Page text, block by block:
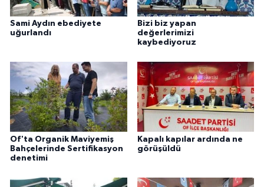
Sami Aydın ebediyete
uğurlandı
Bizi biz yapan
değerlerimizi
kaybediyoruz
Of'ta Organik Maviyemiş
Bahçelerinde Sertifikasyon
denetimi
Kapalı kapılar ardında ne
görüşüldü